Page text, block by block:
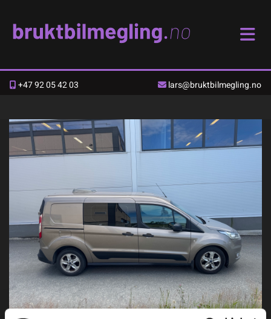
 +47 92 05 42 03  lars@bruktbilmegling.no